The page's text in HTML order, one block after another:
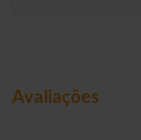
Avaliações